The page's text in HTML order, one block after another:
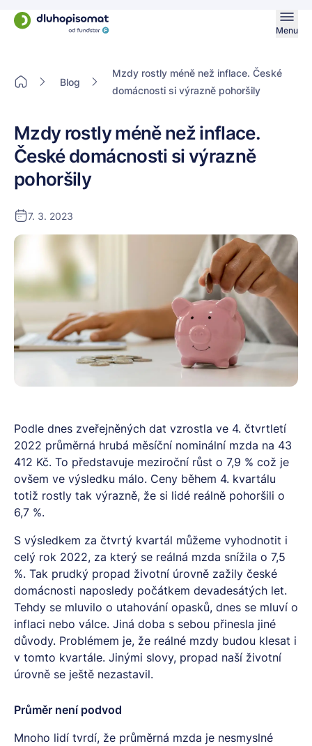
Menu
Blog
Mzdy rostly méně než inflace. České
domácnosti si výrazně pohoršily
7. 3. 2023
Mzdy rostly méně než inflace.
České domácnosti si výrazně
pohoršily
Podle dnes zveřejněných dat vzrostla ve 4. čtvrtletí
2022 průměrná hrubá měsíční nominální mzda na 43
412 Kč. To představuje meziroční růst o 7,9 % což je
ovšem ve výsledku málo. Ceny během 4. kvartálu
totiž rostly tak výrazně, že si lidé reálně pohoršili o
6,7 %.
S výsledkem za čtvrtý kvartál můžeme vyhodnotit i
celý rok 2022, za který se reálná mzda snížila o 7,5
%. Tak prudký propad životní úrovně zažily české
domácnosti naposledy počátkem devadesátých let.
Tehdy se mluvilo o utahování opasků, dnes se mluví o
inflaci nebo válce. Jiná doba s sebou přinesla jiné
důvody. Problémem je, že reálné mzdy budou klesat i
v tomto kvartále. Jinými slovy, propad naší životní
úrovně se ještě nezastavil.
Průměr není podvod
Mnoho lidí tvrdí, že průměrná mzda je nesmyslné